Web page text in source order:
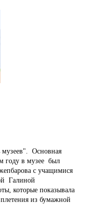
Основная
году в музее был
с учащимися
Галиной
которые показывала
из бумажной